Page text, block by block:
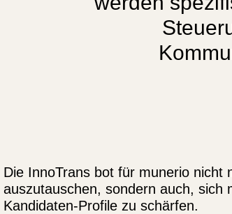
Die InnoTrans bot für munerio nicht
auszutauschen, sondern auch, sich
Kandidaten-Profile zu schärfen.